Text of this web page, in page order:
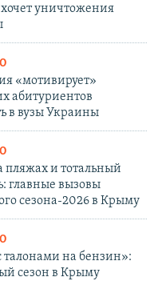
уничтожения
«мотивирует»
абитуриентов
в вузы Украины
пляжах и тотальный
главные вызовы
сезона-2026 в Крыму
талонами на бензин»:
сезон в Крыму